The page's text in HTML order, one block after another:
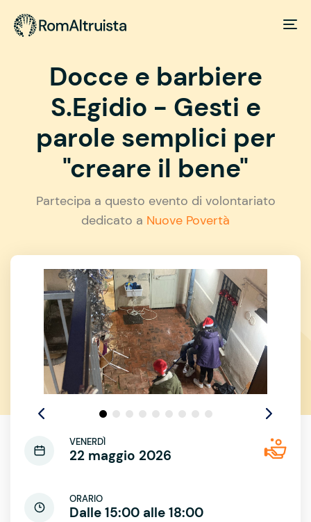
Docce e barbiere
S.Egidio - Gesti e
parole semplici per
"creare il bene"
Partecipa a questo evento di volontariato
dedicato a Nuove Povertà
VENERDÌ
22 maggio 2026
ORARIO
Dalle 15:00 alle 18:00